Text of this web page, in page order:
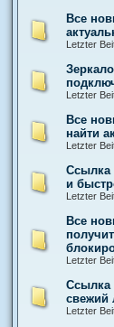
Все
Letzter
Letzter
Все
найти
Letzter
и
Letzter
Все
Letzter
Ссылка
свежий
Letzter